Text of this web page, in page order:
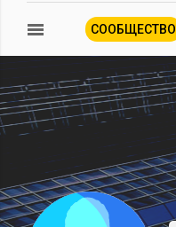
СООБЩЕСТВО